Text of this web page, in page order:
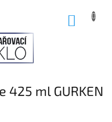
ml GURKEN